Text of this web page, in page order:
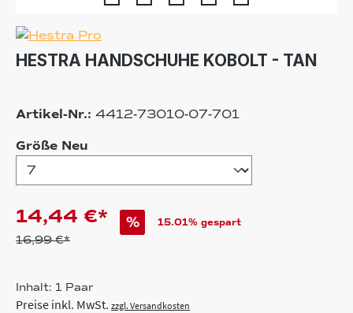
HESTRA HANDSCHUHE KOBOLT - TAN
Artikel-Nr.: 4412-73010-07-701
Größe Neu
14,44 €*
16,99 €*
% 15.01% gespart
Inhalt: 1 Paar
Preise inkl. MwSt. zzgl. Versandkosten